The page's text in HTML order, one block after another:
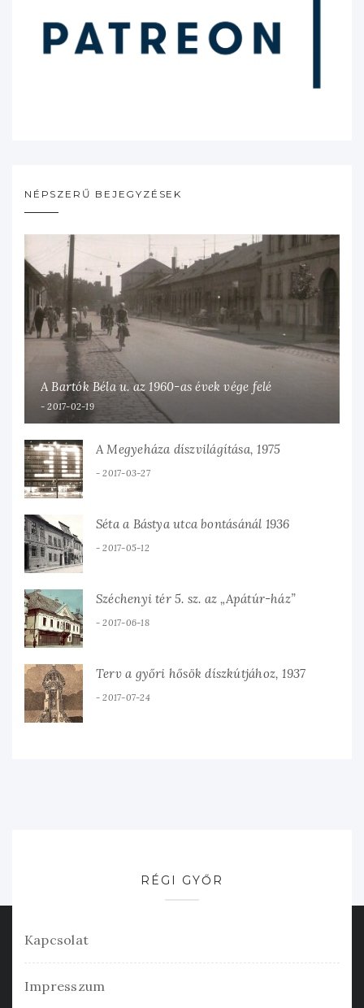
NÉPSZERŰ BEJEGYZÉSEK
A Bartók Béla u. az 1960-as évek vége felé
2017-02-19
A Megyeháza díszvilágítása, 1975
2017-03-27
Séta a Bástya utca bontásánál 1936
2017-05-12
Széchenyi tér 5. sz. az „Apátúr-ház”
2017-06-18
Terv a győri hősök díszkútjához, 1937
2017-07-24
RÉGI GYŐR
Kapcsolat
Impresszum